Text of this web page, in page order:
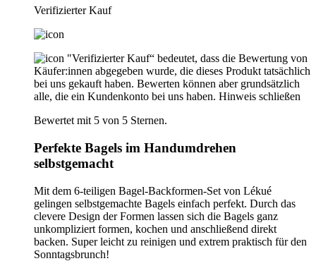
Verifizierter Kauf
"Verifizierter Kauf“ bedeutet, dass die Bewertung von
Käufer:innen abgegeben wurde, die dieses Produkt tatsächlich
bei uns gekauft haben. Bewerten können aber grundsätzlich
alle, die ein Kundenkonto bei uns haben. Hinweis schließen
Bewertet mit 5 von 5 Sternen.
Perfekte Bagels im Handumdrehen
selbstgemacht
Mit dem 6-teiligen Bagel-Backformen-Set von Lékué
gelingen selbstgemachte Bagels einfach perfekt. Durch das
clevere Design der Formen lassen sich die Bagels ganz
unkompliziert formen, kochen und anschließend direkt
backen. Super leicht zu reinigen und extrem praktisch für den
Sonntagsbrunch!